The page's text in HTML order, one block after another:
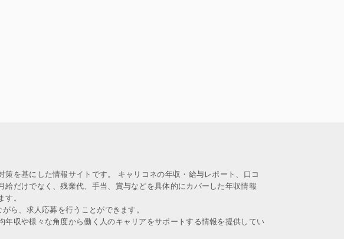
を基にした情報サイトです。 キャリコネの年収・給与レポート、口コ
だけでなく、残業代、手当、賞与などを具体的にカバーした年収情報
。
ら、求人応募を行うことができます。
収や様々な角度から働く人のキャリアをサポートする情報を提供してい